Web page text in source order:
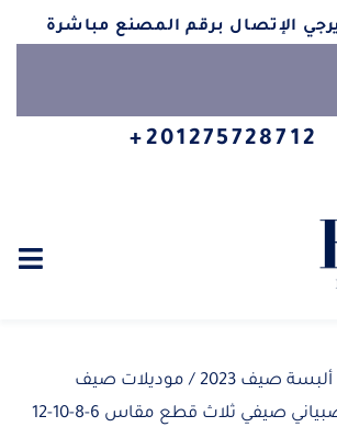
يرجي الإتصال برقم المصنع مباشرة
201275728712+
صيف 2023 / موديلات صيف
صيفي ثلاث قطع مقاس 6-8-10-12